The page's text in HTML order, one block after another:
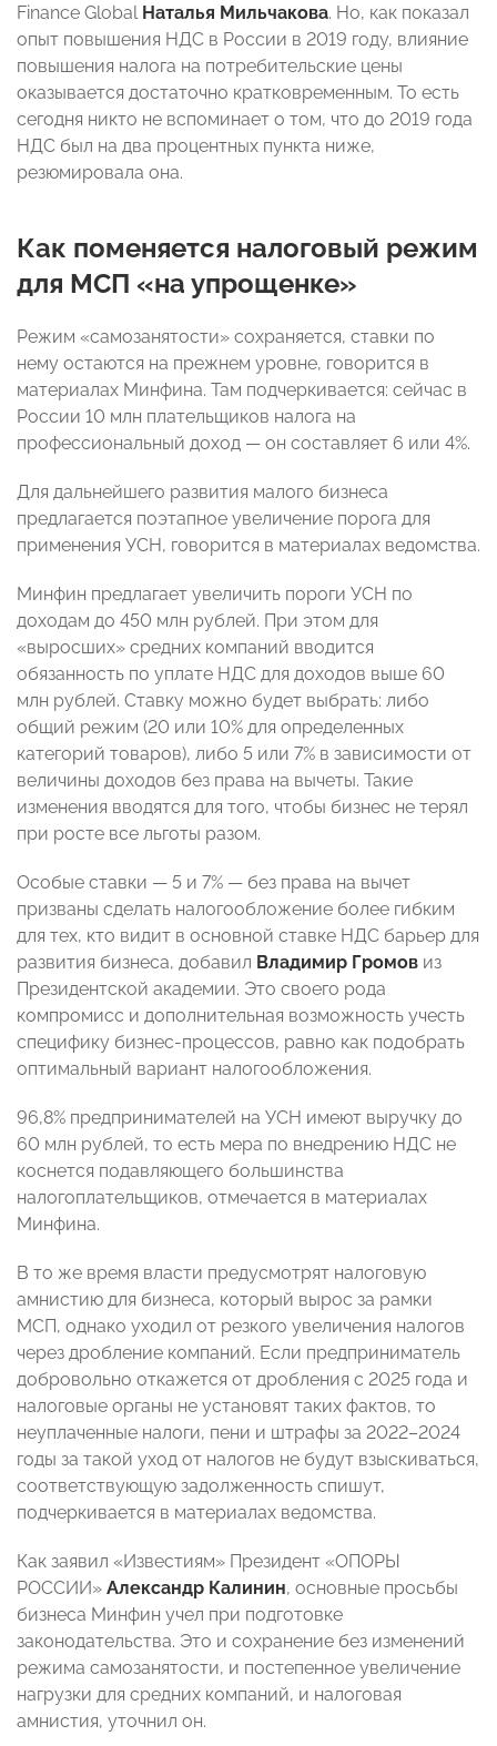
Finance Global Наталья Мильчакова. Но, как показал
опыт повышения НДС в России в 2019 году, влияние
повышения налога на потребительские цены
оказывается достаточно кратковременным. То есть
сегодня никто не вспоминает о том, что до 2019 года
НДС был на два процентных пункта ниже,
резюмировала она.
Как поменяется налоговый режим
для МСП «на упрощенке»
Режим «самозанятости» сохраняется, ставки по
нему остаются на прежнем уровне, говорится в
материалах Минфина. Там подчеркивается: сейчас в
России 10 млн плательщиков налога на
профессиональный доход — он составляет 6 или 4%.
Для дальнейшего развития малого бизнеса
предлагается поэтапное увеличение порога для
применения УСН, говорится в материалах ведомства.
Минфин предлагает увеличить пороги УСН по
доходам до 450 млн рублей. При этом для
«выросших» средних компаний вводится
обязанность по уплате НДС для доходов выше 60
млн рублей. Ставку можно будет выбрать: либо
общий режим (20 или 10% для определенных
категорий товаров), либо 5 или 7% в зависимости от
величины доходов без права на вычеты. Такие
изменения вводятся для того, чтобы бизнес не терял
при росте все льготы разом.
Особые ставки — 5 и 7% — без права на вычет
призваны сделать налогообложение более гибким
для тех, кто видит в основной ставке НДС барьер для
развития бизнеса, добавил Владимир Громов из
Президентской академии. Это своего рода
компромисс и дополнительная возможность учесть
специфику бизнес-процессов, равно как подобрать
оптимальный вариант налогообложения.
96,8% предпринимателей на УСН имеют выручку до
60 млн рублей, то есть мера по внедрению НДС не
коснется подавляющего большинства
налогоплательщиков, отмечается в материалах
Минфина.
В то же время власти предусмотрят налоговую
амнистию для бизнеса, который вырос за рамки
МСП, однако уходил от резкого увеличения налогов
через дробление компаний. Если предприниматель
добровольно откажется от дробления с 2025 года и
налоговые органы не установят таких фактов, то
неуплаченные налоги, пени и штрафы за 2022–2024
годы за такой уход от налогов не будут взыскиваться,
соответствующую задолженность спишут,
подчеркивается в материалах ведомства.
Как заявил «Известиям» Президент «ОПОРЫ
РОССИИ» Александр Калинин, основные просьбы
бизнеса Минфин учел при подготовке
законодательства. Это и сохранение без изменений
режима самозанятости, и постепенное увеличение
нагрузки для средних компаний, и налоговая
амнистия, уточнил он.